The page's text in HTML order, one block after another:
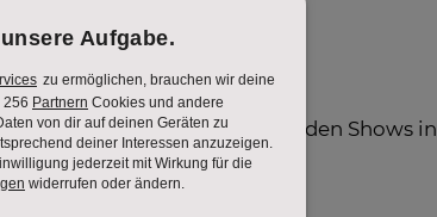
angekommen?
die Ergebnisse nach den Shows in
Dengler und Lothar Lockl.